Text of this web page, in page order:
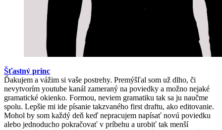
Šťastný princ
Ďakujem a vážim si vaše postrehy. Premýšľal som už dlho, či
nevytvorím youtube kanál zameraný na poviedky a možno nejaké
gramatické okienko. Formou, neviem gramatiku tak sa ju naučme
spolu. Lepšie mi ide písanie takzvaného first draftu, ako editovanie.
Mohol by som každý deň keď nepracujem napísať novú poviedku
alebo jednoducho pokračovať v príbehu a urobiť tak menší